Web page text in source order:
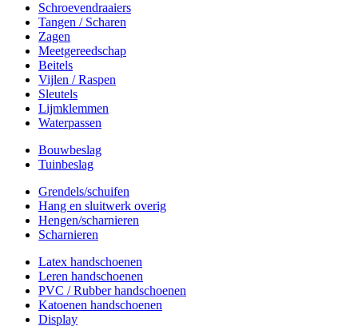
Schroevendraaiers
Tangen / Scharen
Zagen
Meetgereedschap
Beitels
Vijlen / Raspen
Sleutels
Lijmklemmen
Waterpassen
Bouwbeslag
Tuinbeslag
Grendels/schuifen
Hang en sluitwerk overig
Hengen/scharnieren
Scharnieren
Latex handschoenen
Leren handschoenen
PVC / Rubber handschoenen
Katoenen handschoenen
Display